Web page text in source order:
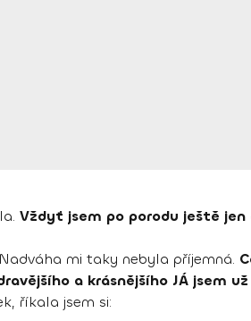
Vždyť jsem po porodu ještě
Nadváha mi taky nebyla příjemná.
a krásnějšího JÁ jsem
říkala jsem si: